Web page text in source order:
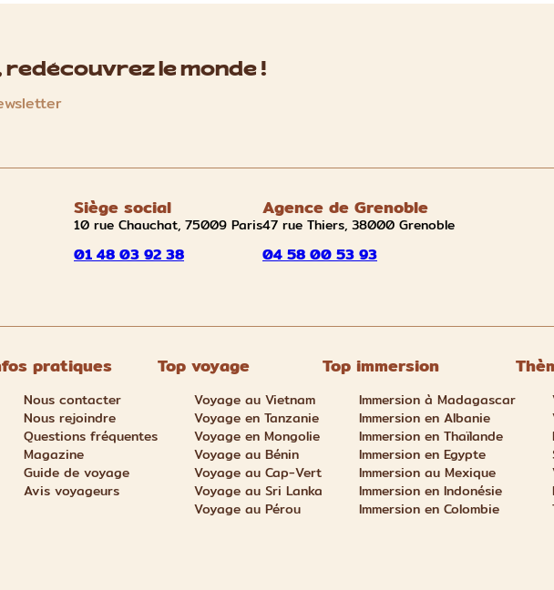
redécouvrez le monde !
Siège social
10 rue Chauchat, 75009 Paris
01 48 03 92 38
Agence de Grenoble
47 rue Thiers, 38000 Grenoble
04 58 00 53 93
pratiques
Nous contacter
Nous rejoindre
Questions fréquentes
Magazine
Guide de voyage
Avis voyageurs
Top voyage
Voyage au Vietnam
Voyage en Tanzanie
Voyage en Mongolie
Voyage au Bénin
Voyage au Cap-Vert
Voyage au Sri Lanka
Voyage au Pérou
Top immersion
Immersion à Madagascar
Immersion en Albanie
Immersion en Thaïlande
Immersion en Egypte
Immersion au Mexique
Immersion en Indonésie
Immersion en Colombie